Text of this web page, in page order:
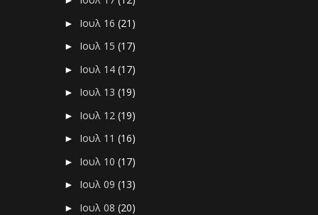
► Ιουλ 16(21)
► Ιουλ 15(17)
► Ιουλ 14(17)
► Ιουλ 13(19)
► Ιουλ 12(19)
► Ιουλ 11(16)
► Ιουλ 10(17)
► Ιουλ 09(13)
► Ιουλ 08(20)